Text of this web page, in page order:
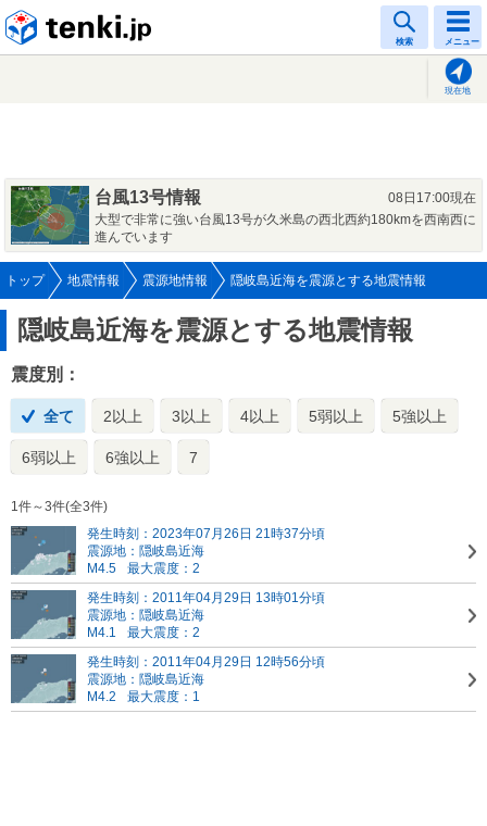
検索 メニュー
現在地
台風13号情報
08日17:00現在
大型で非常に強い台風13号が久米島の西北西約180kmを西南西に
進んでいます
トップ 地震情報 震源地情報 隠岐島近海を震源とする地震情報
隠岐島近海を震源とする地震情報
震度別：
全て 2以上 3以上 4以上 5弱以上 5強以上
6弱以上 6強以上 7
1件～3件(全3件)
発生時刻：2023年07月26日 21時37分頃
震源地：隠岐島近海
M4.5
最大震度：2
発生時刻：2011年04月29日 13時01分頃
震源地：隠岐島近海
M4.1
最大震度：2
発生時刻：2011年04月29日 12時56分頃
震源地：隠岐島近海
M4.2
最大震度：1